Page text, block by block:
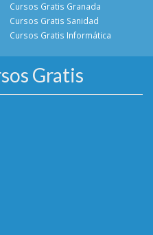
Cursos Gratis Granada
Cursos Gratis Sanidad
Cursos Gratis Informática
Gratis